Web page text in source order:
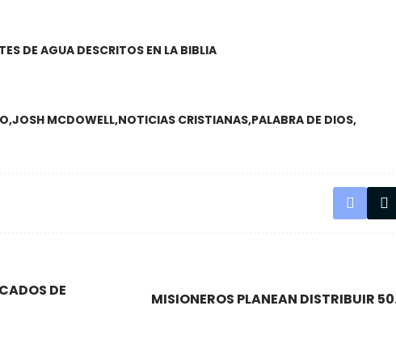
DE AGUA DESCRITOS EN LA BIBLIA
JOSH MCDOWELL NOTICIAS CRISTIANAS PALABRA DE DIOS
DE
MISIONEROS PLANEAN DISTRIBUIR